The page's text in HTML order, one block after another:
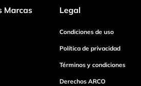
de email
Marcas Legal
Condiciones de uso
Política de privacidad
Términos y condiciones
Derechos ARCO